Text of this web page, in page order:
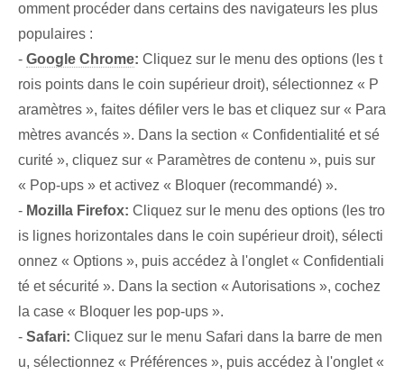
omment procéder dans certains des navigateurs les plus
populaires :
- Google Chrome: Cliquez sur le menu des options (les t
rois points dans le coin supérieur droit), sélectionnez « P
aramètres », faites défiler vers le bas et cliquez sur « Para
mètres avancés ». Dans la section « Confidentialité et sé
curité », cliquez sur « Paramètres de contenu », puis sur
« Pop-ups » et activez « Bloquer (recommandé) ».
- Mozilla Firefox: Cliquez sur le menu des options (les tro
is lignes horizontales dans le coin supérieur droit), sélecti
onnez « Options », puis accédez à l'onglet « Confidentiali
té et sécurité ». Dans la section « Autorisations », cochez
la case « Bloquer les pop-ups ».
- Safari: Cliquez sur le menu Safari dans la barre de men
u, sélectionnez « Préférences », puis accédez à l'onglet «